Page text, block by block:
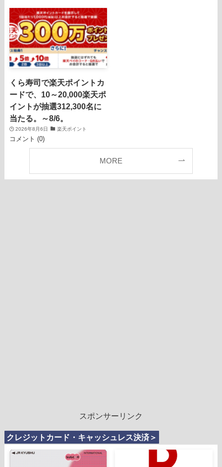
くら寿司で楽天ポイントカ
ードで、10～20,000楽天ポ
イントが抽選312,300名に
当たる。～8/6。
2026年8月6日 楽天ポイント
コメント (0)
MORE
スポンサーリンク
クレジットカード・キャッシュレス決済＞